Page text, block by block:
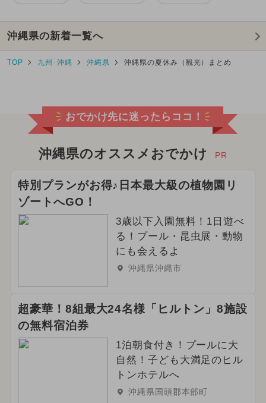
沖縄県の新着一覧へ
TOP 九州･沖縄 沖縄県 沖縄県の夏休み（観光）まとめ
おでかけ先に迷ったらココ！
沖縄県のオススメおでかけ PR
特別プランがお得♪日本最大級の植物園リ
ゾートへGO！
3歳以下入園無料！1日遊べ
る！プール・昆虫展・動物
にも会えるよ
沖縄県沖縄市
超豪華！8組最大24名様「ヒルトン」8施設
の無料宿泊券
1泊朝食付き！プールに大
自然！子ども大満足のヒル
トンホテルへ
沖縄県国頭郡本部町